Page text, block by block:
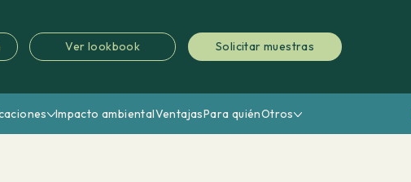
Ver lookbook Solicitar muestras
Impacto ambientalVentajasPara quiénOtros